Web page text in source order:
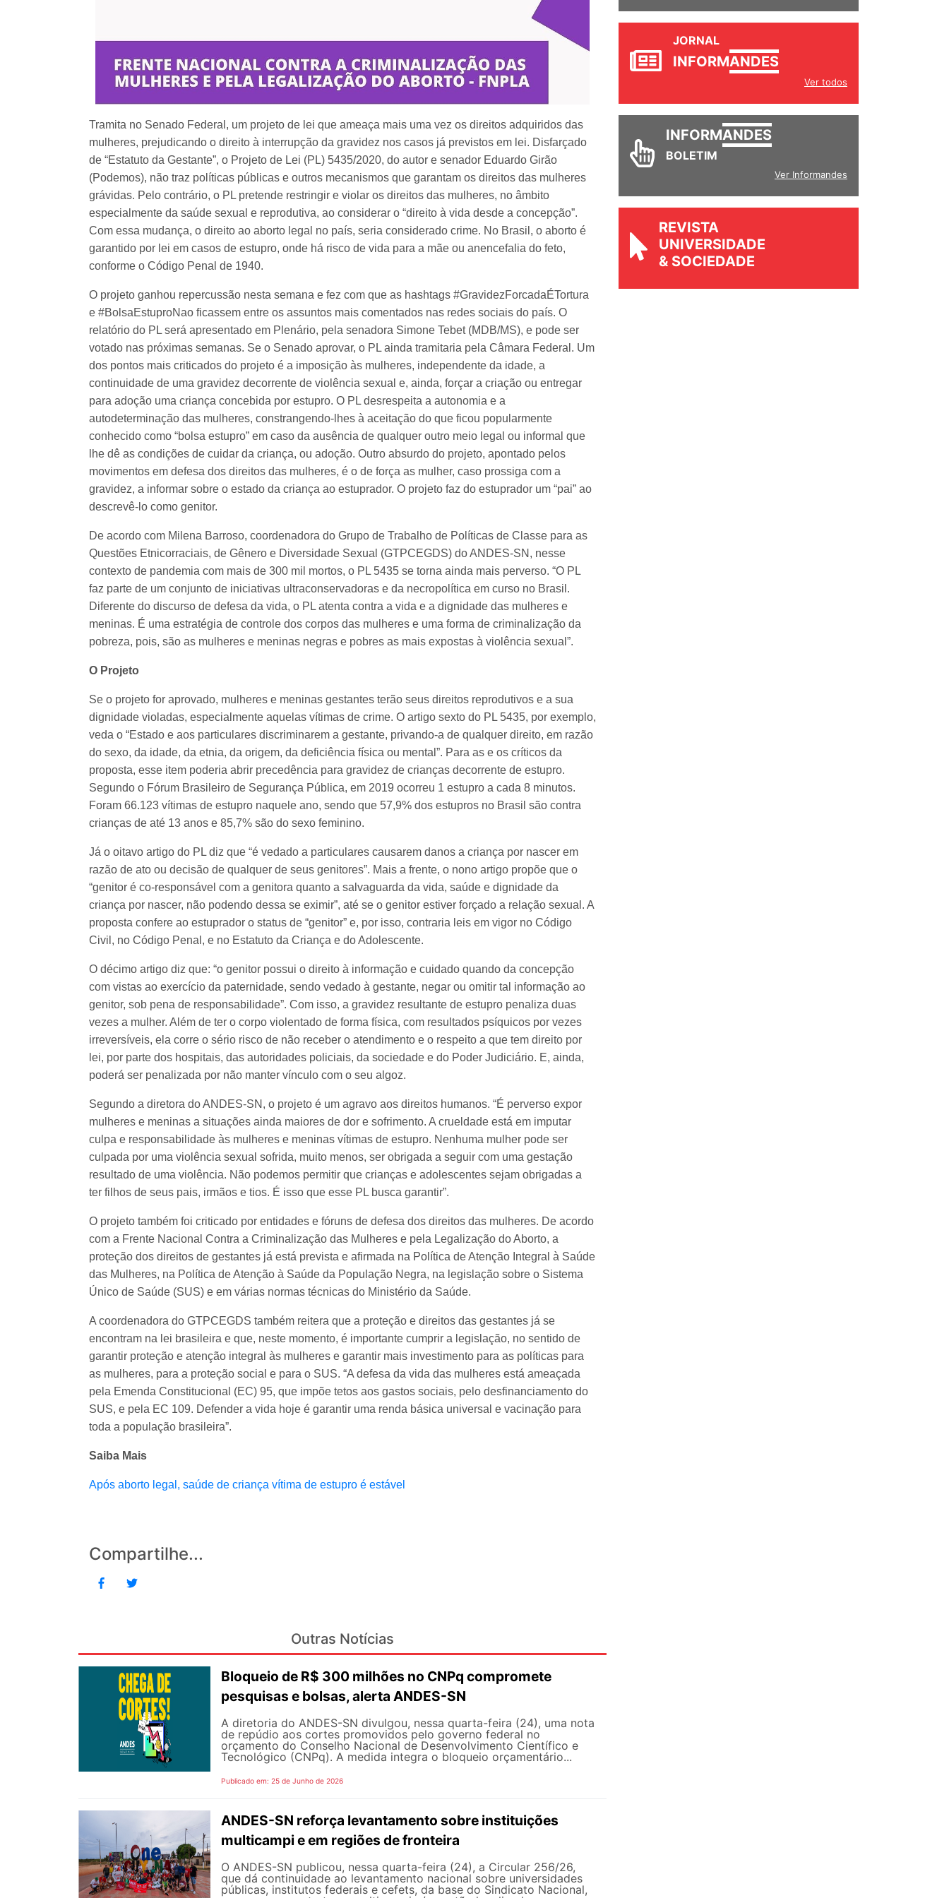
Tramita no Senado Federal, um projeto de lei que ameaça mais uma vez os direitos adquiridos das
mulheres, prejudicando o direito à interrupção da gravidez nos casos já previstos em lei. Disfarçado
de “Estatuto da Gestante”, o Projeto de Lei (PL) 5435/2020, do autor e senador Eduardo Girão
(Podemos), não traz políticas públicas e outros mecanismos que garantam os direitos das mulheres
grávidas. Pelo contrário, o PL pretende restringir e violar os direitos das mulheres, no âmbito
especialmente da saúde sexual e reprodutiva, ao considerar o “direito à vida desde a concepção”.
Com essa mudança, o direito ao aborto legal no país, seria considerado crime. No Brasil, o aborto é
garantido por lei em casos de estupro, onde há risco de vida para a mãe ou anencefalia do feto,
conforme o Código Penal de 1940.
O projeto ganhou repercussão nesta semana e fez com que as hashtags #GravidezForcadaÉTortura
e #BolsaEstuproNao ficassem entre os assuntos mais comentados nas redes sociais do país. O
relatório do PL será apresentado em Plenário, pela senadora Simone Tebet (MDB/MS), e pode ser
votado nas próximas semanas. Se o Senado aprovar, o PL ainda tramitaria pela Câmara Federal. Um
dos pontos mais criticados do projeto é a imposição às mulheres, independente da idade, a
continuidade de uma gravidez decorrente de violência sexual e, ainda, forçar a criação ou entregar
para adoção uma criança concebida por estupro. O PL desrespeita a autonomia e a
autodeterminação das mulheres, constrangendo-lhes à aceitação do que ficou popularmente
conhecido como “bolsa estupro” em caso da ausência de qualquer outro meio legal ou informal que
lhe dê as condições de cuidar da criança, ou adoção. Outro absurdo do projeto, apontado pelos
movimentos em defesa dos direitos das mulheres, é o de força as mulher, caso prossiga com a
gravidez, a informar sobre o estado da criança ao estuprador. O projeto faz do estuprador um “pai” ao
descrevê-lo como genitor.
De acordo com Milena Barroso, coordenadora do Grupo de Trabalho de Políticas de Classe para as
Questões Etnicorraciais, de Gênero e Diversidade Sexual (GTPCEGDS) do ANDES-SN, nesse
contexto de pandemia com mais de 300 mil mortos, o PL 5435 se torna ainda mais perverso. “O PL
faz parte de um conjunto de iniciativas ultraconservadoras e da necropolítica em curso no Brasil.
Diferente do discurso de defesa da vida, o PL atenta contra a vida e a dignidade das mulheres e
meninas. É uma estratégia de controle dos corpos das mulheres e uma forma de criminalização da
pobreza, pois, são as mulheres e meninas negras e pobres as mais expostas à violência sexual”.
O Projeto
Se o projeto for aprovado, mulheres e meninas gestantes terão seus direitos reprodutivos e a sua
dignidade violadas, especialmente aquelas vítimas de crime. O artigo sexto do PL 5435, por exemplo,
veda o “Estado e aos particulares discriminarem a gestante, privando-a de qualquer direito, em razão
do sexo, da idade, da etnia, da origem, da deficiência física ou mental”. Para as e os críticos da
proposta, esse item poderia abrir precedência para gravidez de crianças decorrente de estupro.
Segundo o Fórum Brasileiro de Segurança Pública, em 2019 ocorreu 1 estupro a cada 8 minutos.
Foram 66.123 vítimas de estupro naquele ano, sendo que 57,9% dos estupros no Brasil são contra
crianças de até 13 anos e 85,7% são do sexo feminino.
Já o oitavo artigo do PL diz que “é vedado a particulares causarem danos a criança por nascer em
razão de ato ou decisão de qualquer de seus genitores”. Mais a frente, o nono artigo propõe que o
“genitor é co-responsável com a genitora quanto a salvaguarda da vida, saúde e dignidade da
criança por nascer, não podendo dessa se eximir”, até se o genitor estiver forçado a relação sexual. A
proposta confere ao estuprador o status de “genitor” e, por isso, contraria leis em vigor no Código
Civil, no Código Penal, e no Estatuto da Criança e do Adolescente.
O décimo artigo diz que: “o genitor possui o direito à informação e cuidado quando da concepção
com vistas ao exercício da paternidade, sendo vedado à gestante, negar ou omitir tal informação ao
genitor, sob pena de responsabilidade”. Com isso, a gravidez resultante de estupro penaliza duas
vezes a mulher. Além de ter o corpo violentado de forma física, com resultados psíquicos por vezes
irreversíveis, ela corre o sério risco de não receber o atendimento e o respeito a que tem direito por
lei, por parte dos hospitais, das autoridades policiais, da sociedade e do Poder Judiciário. E, ainda,
poderá ser penalizada por não manter vínculo com o seu algoz.
Segundo a diretora do ANDES-SN, o projeto é um agravo aos direitos humanos. “É perverso expor
mulheres e meninas a situações ainda maiores de dor e sofrimento. A crueldade está em imputar
culpa e responsabilidade às mulheres e meninas vítimas de estupro. Nenhuma mulher pode ser
culpada por uma violência sexual sofrida, muito menos, ser obrigada a seguir com uma gestação
resultado de uma violência. Não podemos permitir que crianças e adolescentes sejam obrigadas a
ter filhos de seus pais, irmãos e tios. É isso que esse PL busca garantir”.
O projeto também foi criticado por entidades e fóruns de defesa dos direitos das mulheres. De acordo
com a Frente Nacional Contra a Criminalização das Mulheres e pela Legalização do Aborto, a
proteção dos direitos de gestantes já está prevista e afirmada na Política de Atenção Integral à Saúde
das Mulheres, na Política de Atenção à Saúde da População Negra, na legislação sobre o Sistema
Único de Saúde (SUS) e em várias normas técnicas do Ministério da Saúde.
A coordenadora do GTPCEGDS também reitera que a proteção e direitos das gestantes já se
encontram na lei brasileira e que, neste momento, é importante cumprir a legislação, no sentido de
garantir proteção e atenção integral às mulheres e garantir mais investimento para as políticas para
as mulheres, para a proteção social e para o SUS. “A defesa da vida das mulheres está ameaçada
pela Emenda Constitucional (EC) 95, que impõe tetos aos gastos sociais, pelo desfinanciamento do
SUS, e pela EC 109. Defender a vida hoje é garantir uma renda básica universal e vacinação para
toda a população brasileira”.
Saiba Mais
Após aborto legal, saúde de criança vítima de estupro é estável
Compartilhe...
Outras Notícias
Bloqueio de R$ 300 milhões no CNPq compromete
pesquisas e bolsas, alerta ANDES-SN
A diretoria do ANDES-SN divulgou, nessa quarta-feira (24), uma nota
de repúdio aos cortes promovidos pelo governo federal no
orçamento do Conselho Nacional de Desenvolvimento Científico e
Tecnológico (CNPq). A medida integra o bloqueio orçamentário...
Publicado em: 25 de Junho de 2026
ANDES-SN reforça levantamento sobre instituições
multicampi e em regiões de fronteira
O ANDES-SN publicou, nessa quarta-feira (24), a Circular 256/26,
que dá continuidade ao levantamento nacional sobre universidades
públicas, institutos federais e cefets, da base do Sindicato Nacional,
JORNAL
INFORMANDES
Ver todos
INFORMANDES
BOLETIM
Ver Informandes
REVISTA
UNIVERSIDADE
& SOCIEDADE